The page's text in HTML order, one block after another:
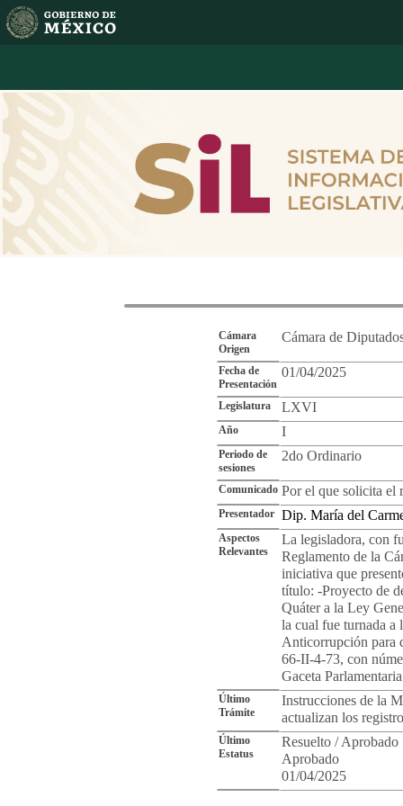
Cámara
Origen
Cámara de
Fecha de
Presentación
01/04/2025
Legislatura LXVI
Año I
Periodo de
sesiones
2do Ordinario
Comunicado Por el que solicita el
Presentador Dip. María del
Aspectos
Relevantes
La legisladora, con
Reglamento de la
iniciativa que
título: -Proyecto de
Quáter a la Ley
la cual fue turnada a
Anticorrupción para
66-II-4-73, con
Gaceta
Último
Trámite
Instrucciones de la
actualizan los
Último
Estatus
Resuelto / Aprobado
Aprobado
01/04/2025